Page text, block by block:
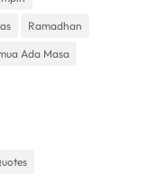
Ramadhan
Ada Masa